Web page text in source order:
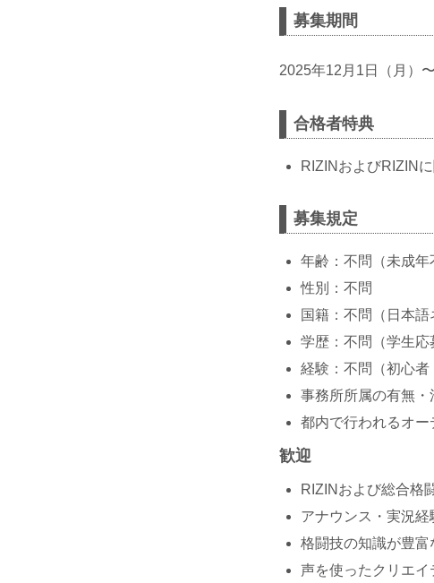
募集期間
2025年12月1日（月）
合格者特典
RIZINおよびRIZIN
募集規定
年齢：不問（未成年
性別：不問
国籍：不問（日本語
学歴：不問（学生応
経験：不問（初心者
事務所所属の有無・
都内で行われるオ
歓迎
RIZINおよび総合格
アナウンス・実況経
格闘技の知識が豊富
声を使ったクリエイ